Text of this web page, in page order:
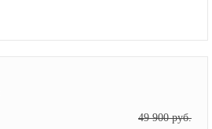
49 900 руб.